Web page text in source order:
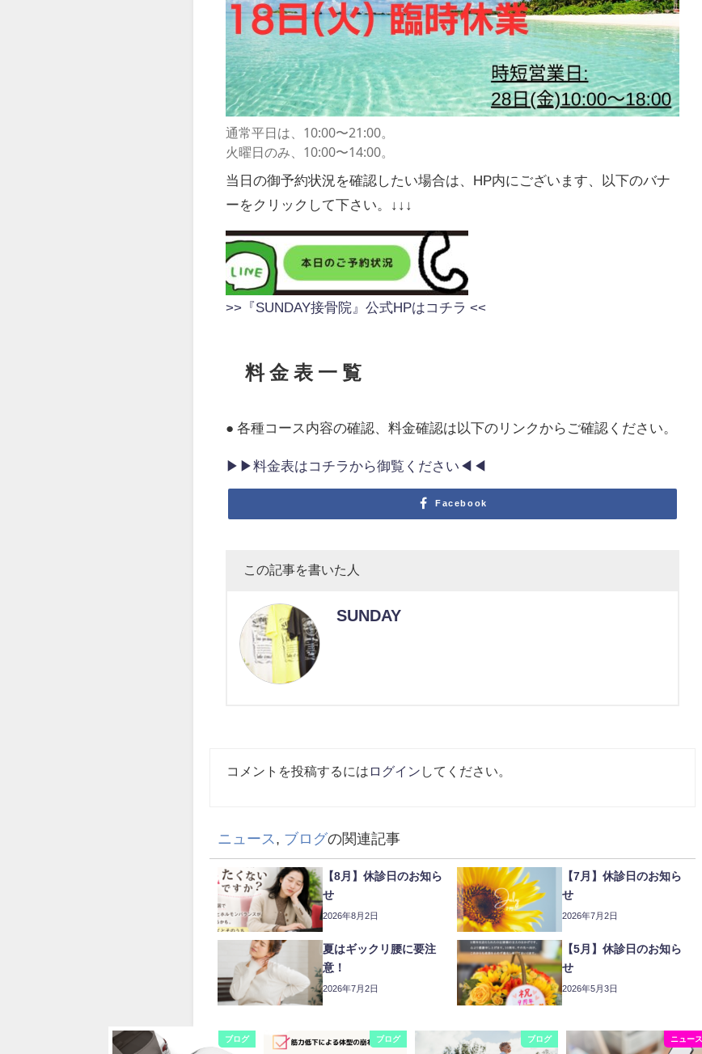
通常平日は、10:00〜21:00。
火曜日のみ、10:00〜14:00。
当日の御予約状況を確認したい場合は、HP内にございます、以下のバナ
ーをクリックして下さい。↓↓↓
>>『SUNDAY接骨院』公式HPはコチラ <<
料 金 表 一 覧
● 各種コース内容の確認、料金確認は以下のリンクからご確認ください。
▶︎▶︎料金表はコチラから御覧ください◀︎◀︎
Facebook
この記事を書いた人
SUNDAY
コメントを投稿するには ログイン してください。
ニュース , ブログの関連記事
【8月】休診日のお知ら
せ
2026年8月2日
【7月】休診日のお知ら
せ
2026年7月2日
夏はギックリ腰に要注
意！
2026年7月2日
【5月】休診日のお知ら
せ
2026年5月3日
ブログ ブログ ブログ ニュース